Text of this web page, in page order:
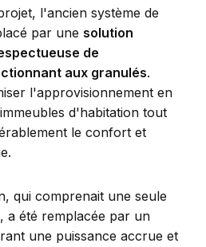
l'ancien système de
par une solution
de
aux granulés.
l'approvisionnement en
d'habitation tout
le confort et
qui comprenait une seule
, a été remplacée par un
une puissance accrue et